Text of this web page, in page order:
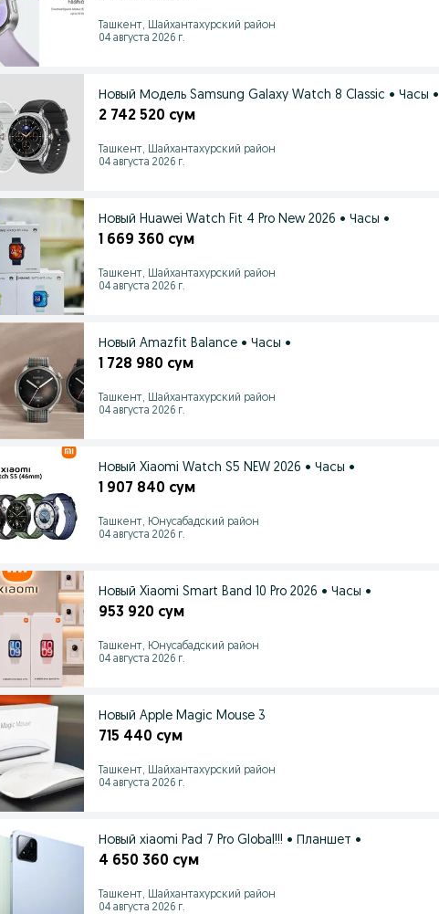
Ташкент, Шайхантахурский район
04 августа 2026 г.
Новый Модель Samsung Galaxy Watch 8 Classic • Часы •
2 742 520 сум
Ташкент, Шайхантахурский район
04 августа 2026 г.
Новый Huawei Watch Fit 4 Pro New 2026 • Часы •
1 669 360 сум
Ташкент, Шайхантахурский район
04 августа 2026 г.
Новый Amazfit Balance • Часы •
1 728 980 сум
Ташкент, Шайхантахурский район
04 августа 2026 г.
Новый Xiaomi Watch S5 NEW 2026 • Часы •
1 907 840 сум
Ташкент, Юнусабадский район
04 августа 2026 г.
Новый Xiaomi Smart Band 10 Pro 2026 • Часы •
953 920 сум
Ташкент, Юнусабадский район
04 августа 2026 г.
Новый Apple Magic Mouse 3
715 440 сум
Ташкент, Шайхантахурский район
04 августа 2026 г.
Новый xiaomi Pad 7 Pro Global!!! • Планшет •
4 650 360 сум
Ташкент, Шайхантахурский район
04 августа 2026 г.